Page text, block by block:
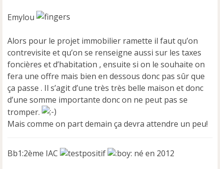
o
l
u
Emylou
Alors pour le projet immobilier ramette il faut qu’on
contrevisite et qu’on se renseigne aussi sur les taxes
foncières et d’habitation , ensuite si on le souhaite on
fera une offre mais bien en dessous donc pas sûr que
ça passe . Il s’agit d’une très très belle maison et donc
d’une somme importante donc on ne peut pas se
tromper.
Mais comme on part demain ça devra attendre un peu!
Bb1:2ème IAC
né en 2012